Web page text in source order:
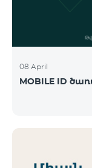
08 April
MOBILE ID